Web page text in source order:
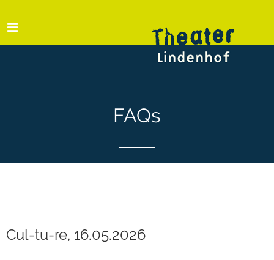
FAQs
Cul-tu-re, 16.05.2026